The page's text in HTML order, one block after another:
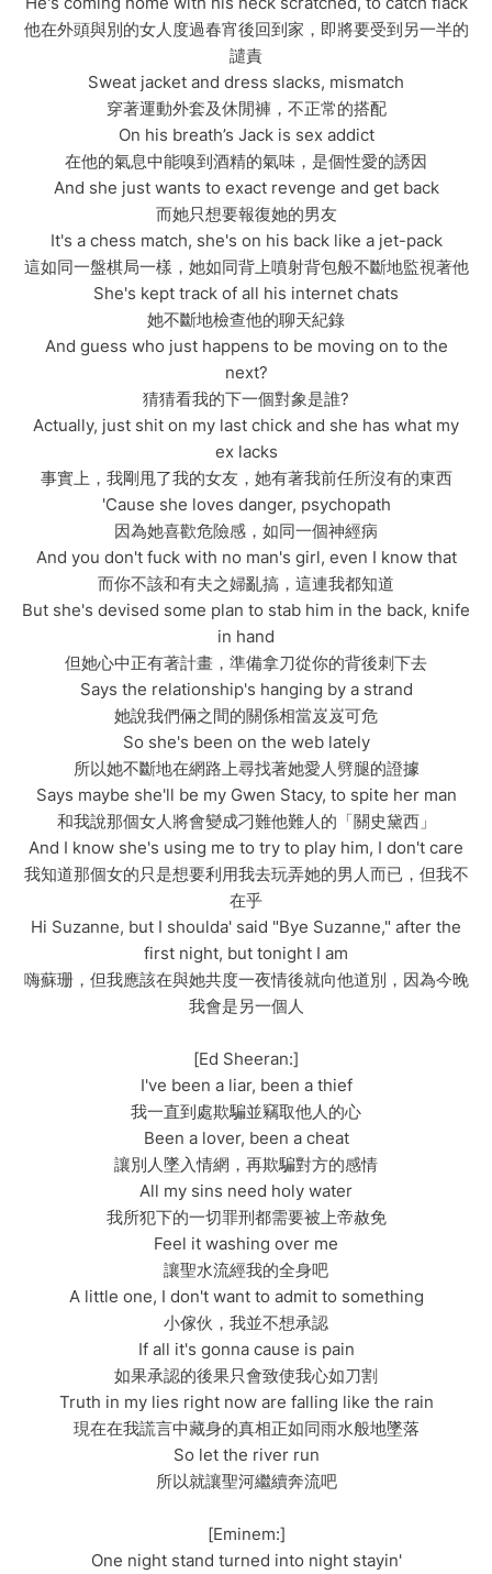
他在外頭與別的女人度過春宵後回到家，即將要受到另一半的
譴責
Sweat jacket and dress slacks, mismatch
穿著運動外套及休閒褲，不正常的搭配
On his breath’s Jack is sex addict
在他的氣息中能嗅到酒精的氣味，是個性愛的誘因
And she just wants to exact revenge and get back
而她只想要報復她的男友
It's a chess match, she's on his back like a jet-pack
這如同一盤棋局一樣，她如同背上噴射背包般不斷地監視著他
She's kept track of all his internet chats
她不斷地檢查他的聊天紀錄
And guess who just happens to be moving on to the
next?
猜猜看我的下一個對象是誰?
Actually, just shit on my last chick and she has what my
ex lacks
事實上，我剛甩了我的女友，她有著我前任所沒有的東西
'Cause she loves danger, psychopath
因為她喜歡危險感，如同一個神經病
And you don't fuck with no man's girl, even I know that
而你不該和有夫之婦亂搞，這連我都知道
But she's devised some plan to stab him in the back, knife
in hand
但她心中正有著計畫，準備拿刀從你的背後刺下去
Says the relationship's hanging by a strand
她說我們倆之間的關係相當岌岌可危
So she's been on the web lately
所以她不斷地在網路上尋找著她愛人劈腿的證據
Says maybe she'll be my Gwen Stacy, to spite her man
和我說那個女人將會變成刁難他難人的「關史黛西」
And I know she's using me to try to play him, I don't care
我知道那個女的只是想要利用我去玩弄她的男人而已，但我不
在乎
Hi Suzanne, but I shoulda' said "Bye Suzanne," after the
first night, but tonight I am
嗨蘇珊，但我應該在與她共度一夜情後就向他道別，因為今晚
我會是另一個人
[Ed Sheeran:]
I've been a liar, been a thief
我一直到處欺騙並竊取他人的心
Been a lover, been a cheat
讓別人墜入情網，再欺騙對方的感情
All my sins need holy water
我所犯下的一切罪刑都需要被上帝赦免
Feel it washing over me
讓聖水流經我的全身吧
A little one, I don't want to admit to something
小傢伙，我並不想承認
If all it's gonna cause is pain
如果承認的後果只會致使我心如刀割
Truth in my lies right now are falling like the rain
現在在我謊言中藏身的真相正如同雨水般地墜落
So let the river run
所以就讓聖河繼續奔流吧
[Eminem:]
One night stand turned into night stayin'